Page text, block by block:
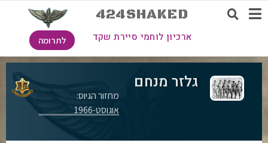
424SHAKED
ארכיון לוחמי סיירת שקד לתרומה
גלזר מנחם
מחזור הגיוס:
אוגוסט-1966